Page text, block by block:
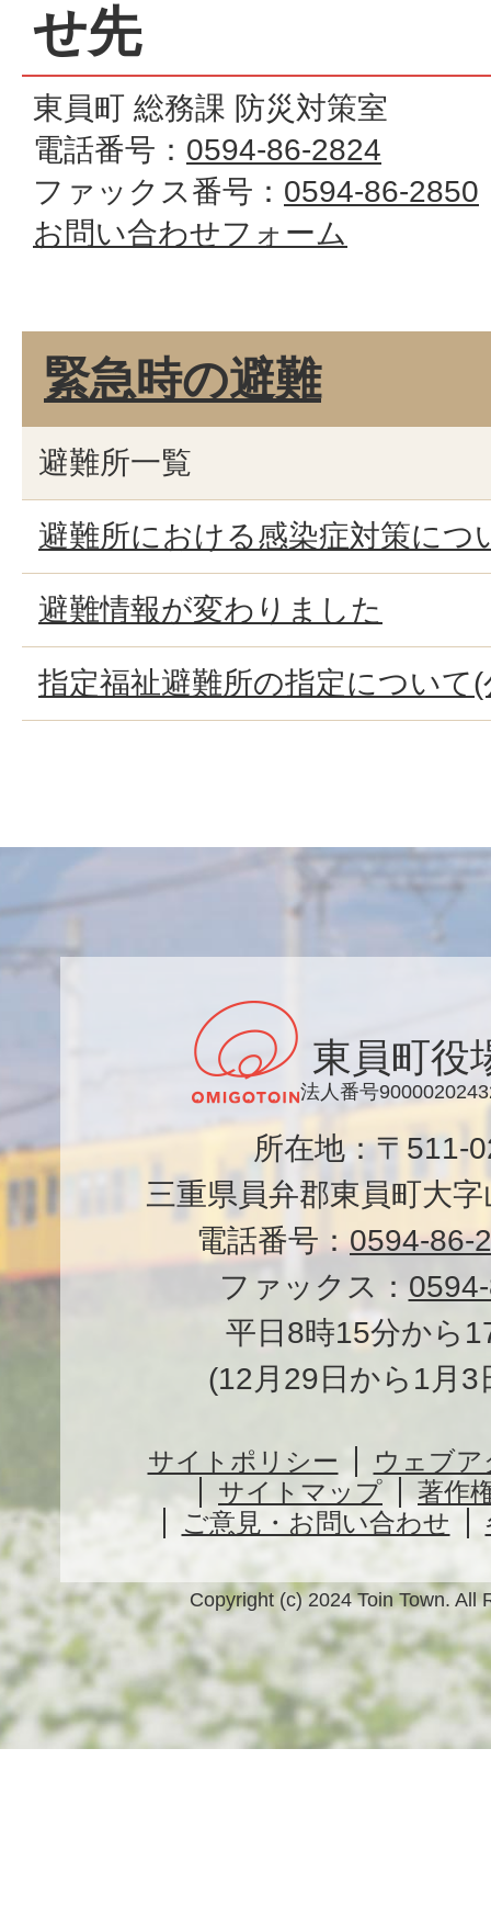
せ先
東員町 総務課 防災対策室
電話番号： 0594-86-2824
ファックス番号： 0594-86-2850
お問い合わせフォーム
緊急時の避難
避難所一覧
避難所における感染症対策につ
避難情報が変わりました
指定福祉避難所の指定について(
東員町役
法人番号
所在地：〒
三重県員弁郡東員町大
電話番号： 0594-86-
ファックス：
平日8時15分から
(12月29日から1月3
サイトポリシー
ウェブ
サイトマップ
著作
ご意見・お問い合わせ
Copyright (c) 2024 Toin Town. All